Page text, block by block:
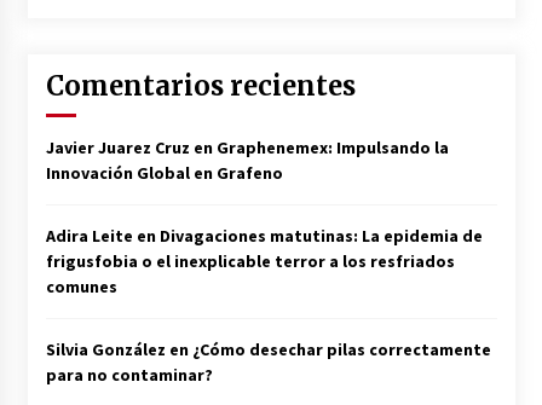
Comentarios recientes
Javier Juarez Cruz en Graphenemex: Impulsando la
Innovación Global en Grafeno
Adira Leite en Divagaciones matutinas: La epidemia de
frigusfobia o el inexplicable terror a los resfriados
comunes
Silvia González en ¿Cómo desechar pilas correctamente
para no contaminar?